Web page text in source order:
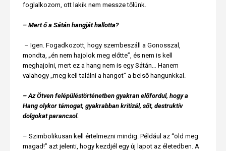
foglalkozom, ott lakik nem messze tőlünk.
– Mert ő a Sátán hangját hallotta?
– Igen. Fogadkozott, hogy szembeszáll a Gonosszal,
mondta, „én nem hajolok meg előtte”, és nem is kell
meghajolni, mert ez a hang nem is egy Sátán… Hanem
valahogy „meg kell találni a hangot” a belső hangunkkal.
– Az Ötven felépüléstörténetben gyakran előfordul, hogy a
Hang olykor támogat, gyakrabban kritizál, sőt, destruktív
dolgokat parancsol.
– Szimbolikusan kell értelmezni mindig. Például az “öld meg
magad!” azt jelenti, hogy kezdjél egy új lapot az életedben. A